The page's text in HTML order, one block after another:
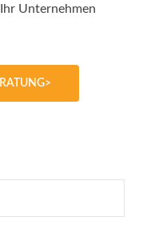
Unternehmen